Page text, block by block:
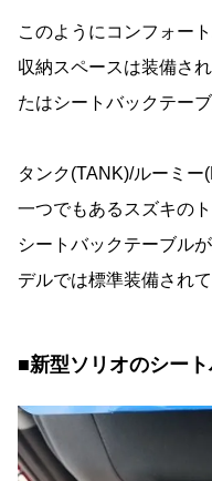
このようにコンフォー
収納スペースは装備さ
たはシートバックテー
タンク(TANK)/ルーミ
一つでもあるスズキの
シートバックテーブル
デルでは標準装備されて
■新型ソリオのシー